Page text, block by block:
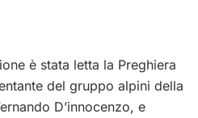
è stata letta la Preghiera
del gruppo alpini della
D’innocenzo, e